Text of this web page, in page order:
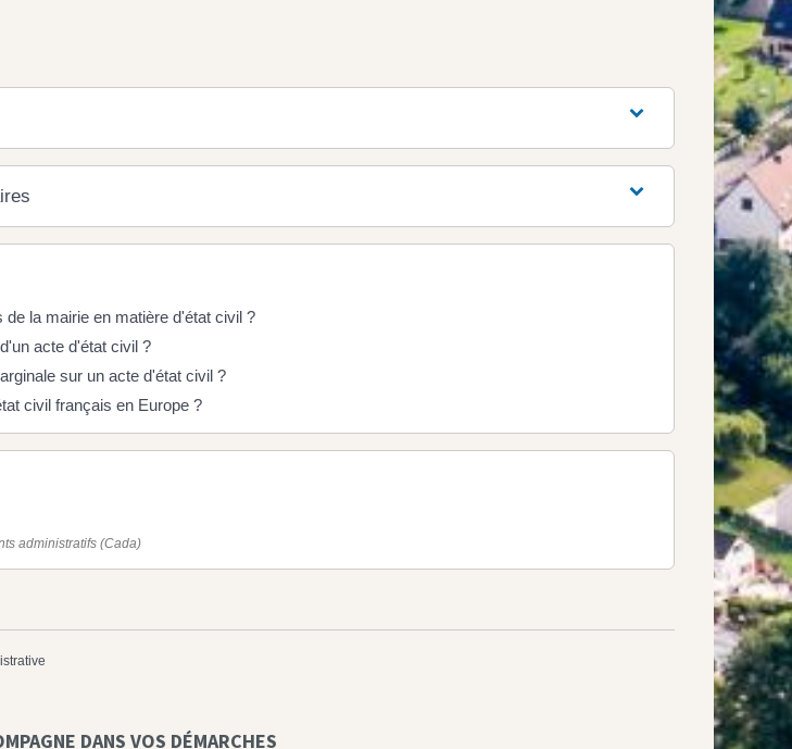
la mairie en matière d'état civil ?
acte d'état civil ?
sur un acte d'état civil ?
civil français en Europe ?
administratifs (Cada)
DANS VOS DÉMARCHES